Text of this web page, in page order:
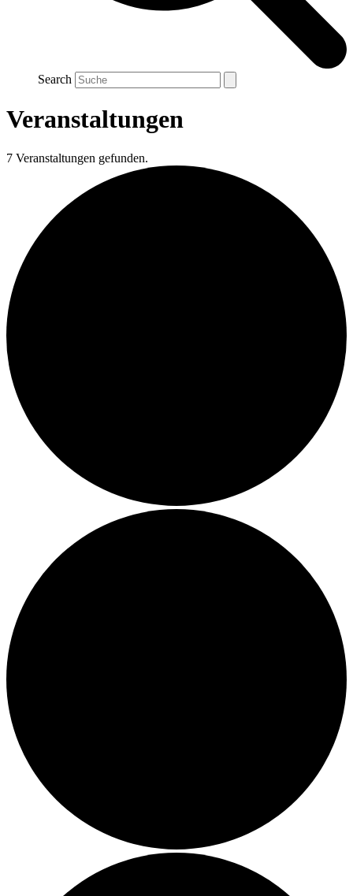
Search
Veranstaltungen
7 Veranstaltungen gefunden.